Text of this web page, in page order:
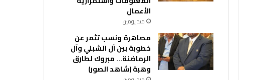
الأعمال
منذ يومين
مصاهرة ونسب تثمر عن
خطوبة بين آل الشبلي وآل
الرماضنة… مبروك لطارق
وهبة (شاهد الصور)